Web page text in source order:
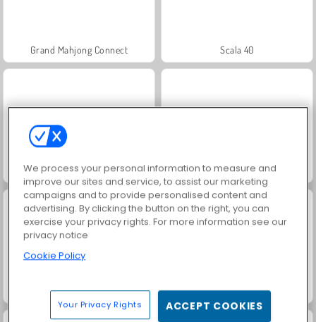
Grand Mahjong Connect Scala 40
Heroes of Myths
Masha and the Bear: Meadows Solitär FRVR
We process your personal information to measure and
improve our sites and service, to assist our marketing
campaigns and to provide personalised content and
advertising. By clicking the button on the right, you can
exercise your privacy rights. For more information see our
privacy notice
Cookie Policy
Your Privacy Rights ACCEPT COOKIES